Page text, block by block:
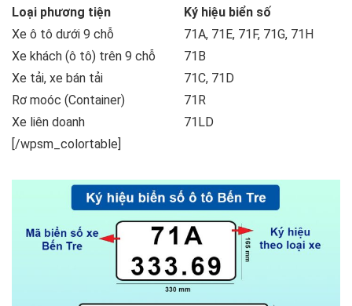
Loại phương tiện
Ký hiệu biển số
Xe ô tô dưới 9 chỗ
71A, 71E, 71F, 71G, 71H
Xe khách (ô tô) trên 9 chỗ
71B
Xe tải, xe bán tải
71C, 71D
Rơ moóc (Container)
71R
Xe liên doanh
71LD
[/wpsm_colortable]